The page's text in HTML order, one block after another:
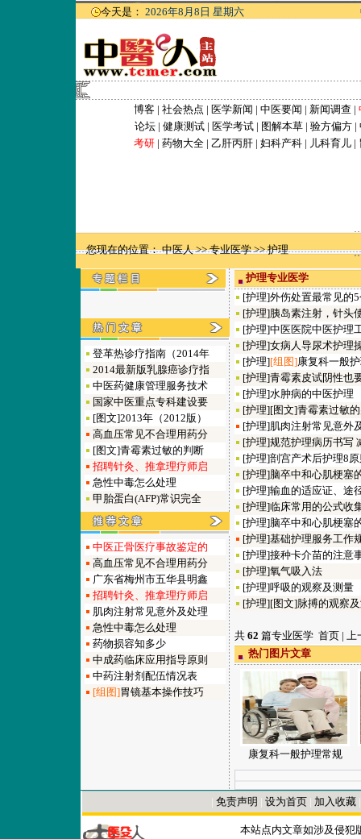
今天是： 2026年8月8日 星期六
博客 | 社会热点 | 医学新闻 | 中医要闻 | 新闻调查 |
论坛 | 健康测试 | 医学考试 | 图解本草 | 验方偏方 |
考研 | 药物大全| 乙肝丙肝 | 妇科产科| 儿科育儿|
您现在的位置：中医人>>专业医学>>护理
登革热诊疗指南（2014年
2014最新版乳腺癌诊疗指
中医药健康管理服务技术
国家中医重点专科建设要
[图文]2013年（2012版）
高血压常见不合理用药分
[图文]青霉素过敏的判断
招聘针灸、推拿理疗师启
急性中毒怎么处理
甲胎蛋白(AFP)常识完全
中医正骨医疗事故鉴定的
高血压常见不合理用药分
广东省梅州市五华县明鑫
招聘针灸、推拿理疗师启
肌肉注射常见意外及处理
急性中毒怎么处理
药物损容知多少
中成药临床应用指导原则
中药注射剂配伍情况表
[组图]胃镜基本操作技巧
护理专业医学
[护理]外伤处置最常见的
[护理]胰岛素注射，针头
[护理]中医医院中医护理
[护理]女病人导尿术护理
[护理][组图]康复科一般
[护理]青霉素皮试阴性也
[护理]水肿病的中医护理
[护理][图文]青霉素过敏
[护理]肌肉注射常见意外
[护理]规范护理病历书写
[护理]剖宫产术后护理8
[护理]脑卒中和心肌梗塞
[护理]输血的适应证、途
[护理]临床常用的公式收
[护理]脑卒中和心肌梗塞
[护理]基础护理服务工作
[护理]接种卡介苗的注意
[护理]氧气吸入法
[护理]呼吸的观察及测量
[护理][图文]脉搏的观察
共 62 篇专业医学 首页 | 上
热门图片文章
康复科一般护理常规
| 免责声明 | 设为首页 | 加入收藏
本站点内文章如涉及侵犯